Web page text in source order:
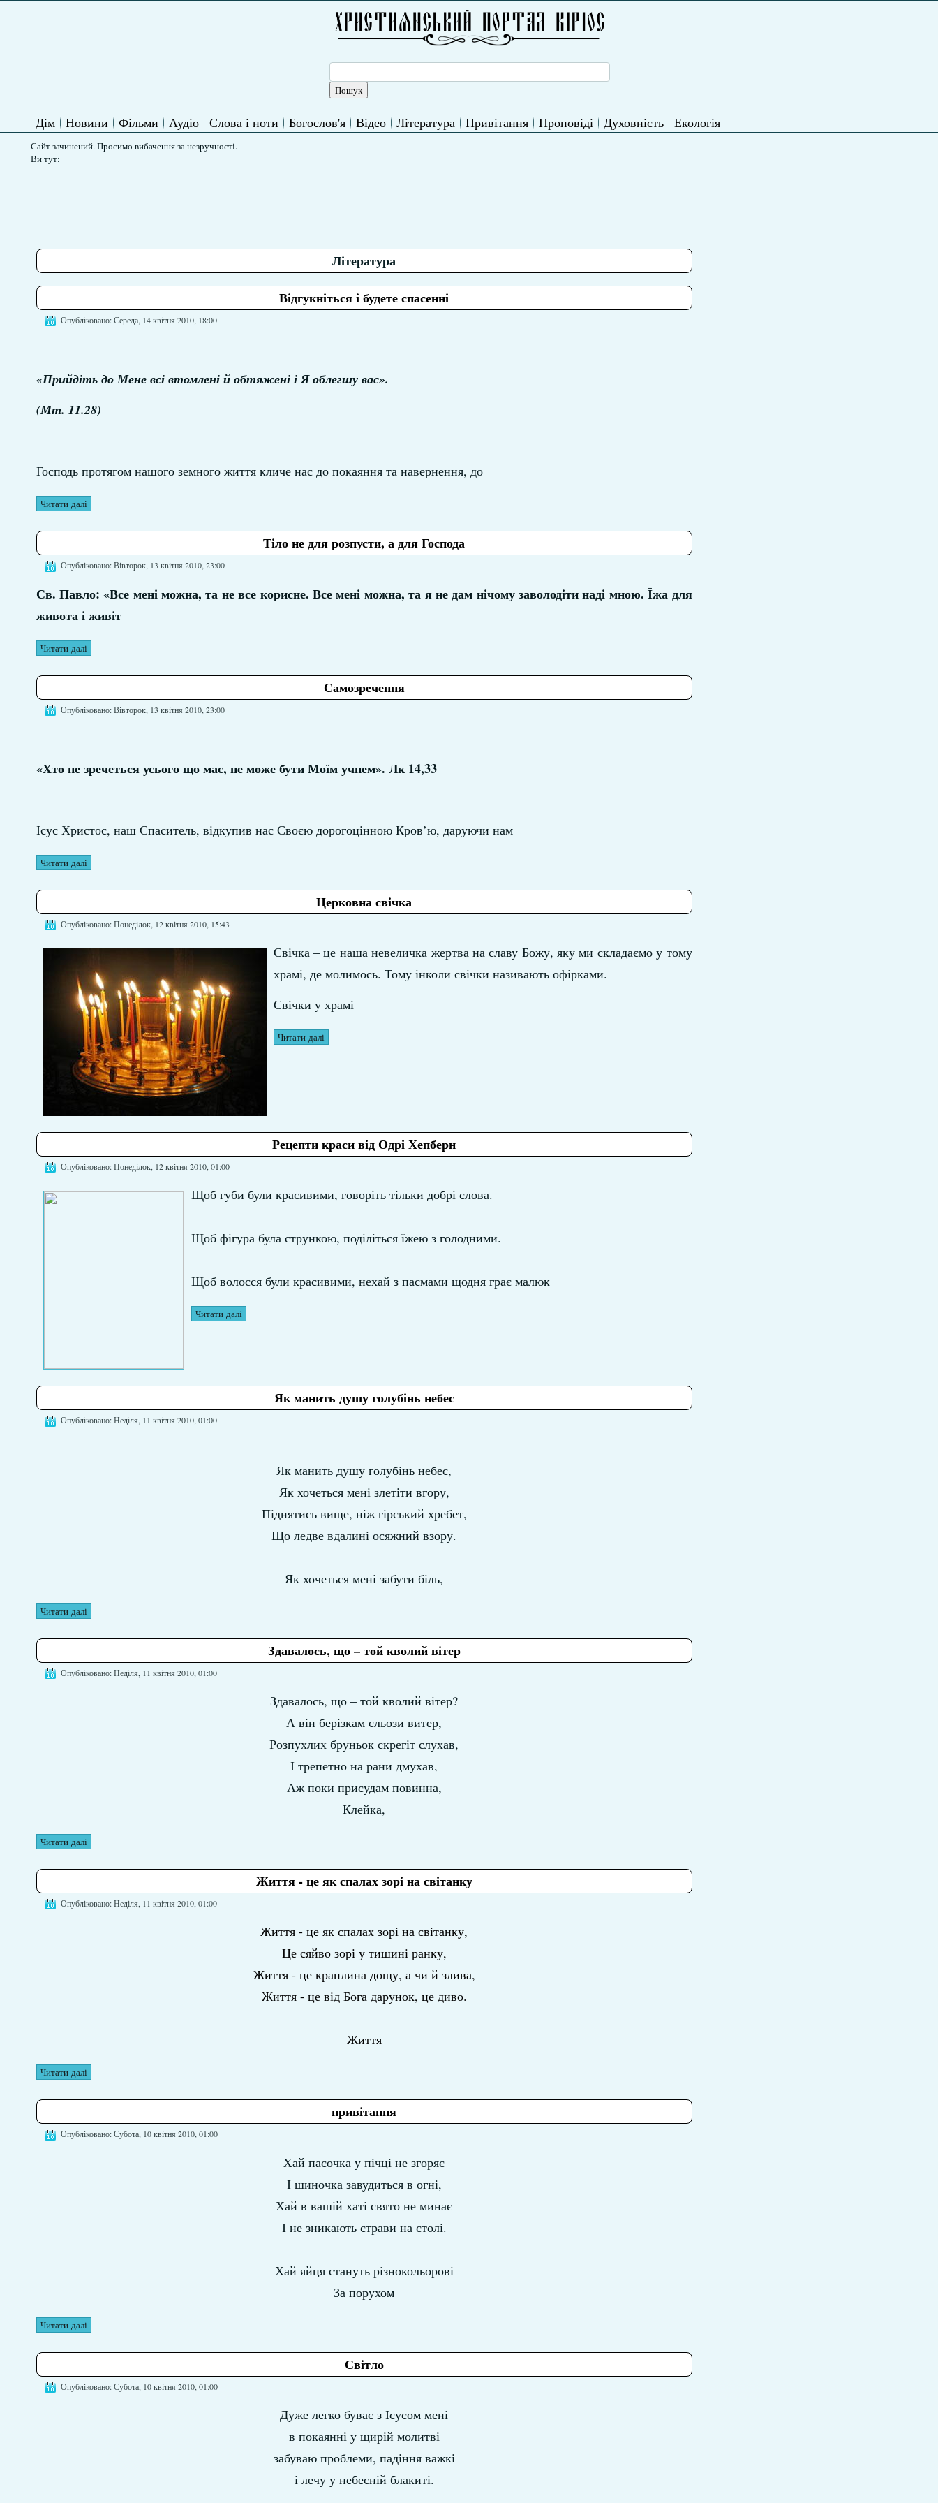
Дім Новини Фільми Аудіо Слова і ноти Богослов'я Відео Література Привітання Проповіді Духовність Екологія
Сайт зачинений. Просимо вибачення за незручності.
Ви тут:
Література
Відгукніться і будете спасенні
Опубліковано: Середа, 14 квітня 2010, 18:00
«Прийдіть до Мене всі втомлені й обтяжені і Я облегшу вас».
(Мт. 11.28)
Господь протягом нашого земного життя кличе нас до покаяння та навернення, до
Читати далі
Тіло не для розпусти, а для Господа
Опубліковано: Вівторок, 13 квітня 2010, 23:00
Св. Павло: «Все мені можна, та не все корисне. Все мені можна, та я не дам нічому заволодіти наді мною. Їжа для
живота і живіт
Читати далі
Самозречення
Опубліковано: Вівторок, 13 квітня 2010, 23:00
«Хто не зречеться усього що має, не може бути Моїм учнем». Лк 14,33
Ісус Христос, наш Спаситель, відкупив нас Своєю дорогоцінною Кров’ю, даруючи нам
Читати далі
Церковна свічка
Опубліковано: Понеділок, 12 квітня 2010, 15:43
Свічка – це наша невеличка жертва на славу Божу, яку ми складаємо у тому
храмі, де молимось. Тому інколи свічки називають офірками.
Свічки у храмі
Читати далі
Рецепти краси від Одрі Хепберн
Опубліковано: Понеділок, 12 квітня 2010, 01:00
Щоб губи були красивими, говоріть тільки добрі слова.
Щоб фігура була стрункою, поділіться їжею з голодними.
Щоб волосся були красивими, нехай з пасмами щодня грає малюк
Читати далі
Як манить душу голубінь небес
Опубліковано: Неділя, 11 квітня 2010, 01:00
Як манить душу голубінь небес,
Як хочеться мені злетіти вгору,
Піднятись вище, ніж гірський хребет,
Що ледве вдалині осяжний взору.
Як хочеться мені забути біль,
Читати далі
Здавалось, що – той кволий вітер
Опубліковано: Неділя, 11 квітня 2010, 01:00
Здавалось, що – той кволий вітер?
А він берізкам сльози витер,
Розпухлих бруньок скрегіт слухав,
І трепетно на рани дмухав,
Аж поки присудам повинна,
Клейка,
Читати далі
Життя - це як спалах зорі на світанку
Опубліковано: Неділя, 11 квітня 2010, 01:00
Життя - це як спалах зорі на світанку,
Це сяйво зорі у тишині ранку,
Життя - це краплина дощу, а чи й злива,
Життя - це від Бога дарунок, це диво.
Життя
Читати далі
привітання
Опубліковано: Субота, 10 квітня 2010, 01:00
Xай пасочка у пічці не згоряє
І шиночка завудиться в огні,
Хай в вашій хаті свято не минає
І не зникають страви на столі.
Хай яйця стануть різнокольорові
За порухом
Читати далі
Світло
Опубліковано: Субота, 10 квітня 2010, 01:00
Дуже легко буває з Ісусом мені
в покаянні у щирій молитві
забуваю проблеми, падіння важкі
і лечу у небесній блакиті.